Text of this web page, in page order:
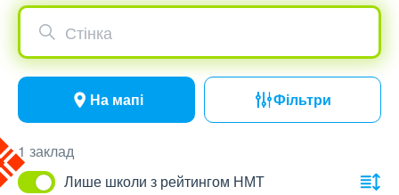
Стінка
На мапі Фільтри
1 заклад
Лише школи з рейтингом НМТ